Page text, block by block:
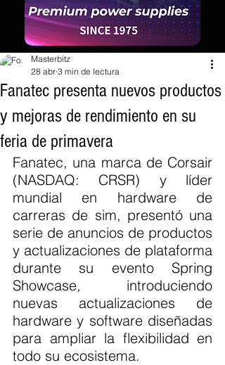
Fanatec presenta nuevos productos
y mejoras de rendimiento en su
feria de primavera
Masterbitz
28 abr 3 min de lectura
Fanatec, una marca de Corsair
(NASDAQ: CRSR) y líder
mundial en hardware de
carreras de sim, presentó una
serie de anuncios de productos
y actualizaciones de plataforma
durante su evento Spring
Showcase, introduciendo
nuevas actualizaciones de
hardware y software diseñadas
para ampliar la flexibilidad en
todo su ecosistema.